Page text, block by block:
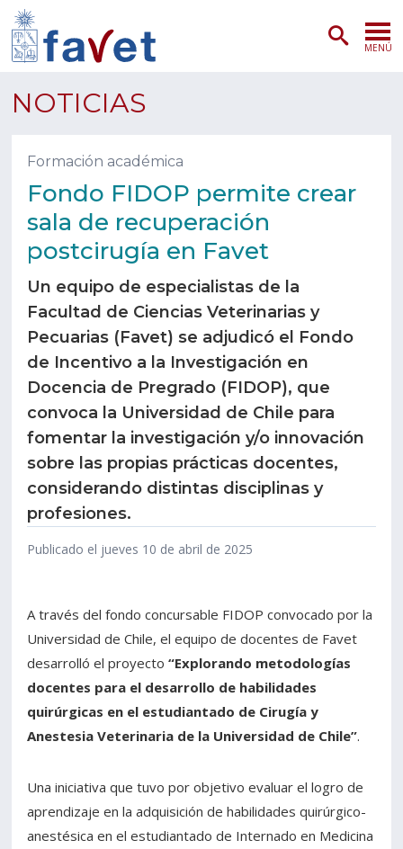
MENÚ
PREGRADO
POSTGRADO
INVESTIGACIÓN
EXTENSIÓN
SERVICIOS VETERINARIOS
FACULTAD
Estudiantes
Académicos
Funcionarios
Egresados
NOTICIAS
Formación académica
Fondo FIDOP permite crear
sala de recuperación
postcirugía en Favet
Un equipo de especialistas de la
Facultad de Ciencias Veterinarias y
Pecuarias (Favet) se adjudicó el Fondo
de Incentivo a la Investigación en
Docencia de Pregrado (FIDOP), que
convoca la Universidad de Chile para
fomentar la investigación y/o innovación
sobre las propias prácticas docentes,
considerando distintas disciplinas y
profesiones.
Publicado el jueves 10 de abril de 2025
A través del fondo concursable FIDOP convocado por la
Universidad de Chile, el equipo de docentes de Favet
desarrolló el proyecto“Explorando metodologías
docentes para el desarrollo de habilidades
quirúrgicas en el estudiantado de Cirugía y
Anestesia Veterinaria de la Universidad de Chile”.
Una iniciativa que tuvo por objetivo evaluar el logro de
aprendizaje en la adquisición de habilidades quirúrgico-
anestésica en el estudiantado de Internado en Medicina